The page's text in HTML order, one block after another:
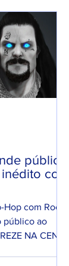
público
com
com Rock,
público ao
NA CENA”